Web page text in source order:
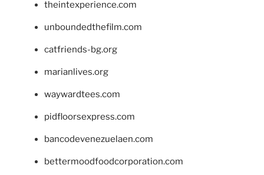
theintexperience.com
unboundedthefilm.com
catfriends-bg.org
marianlives.org
waywardtees.com
pidfloorsexpress.com
bancodevenezuelaen.com
bettermoodfoodcorporation.com